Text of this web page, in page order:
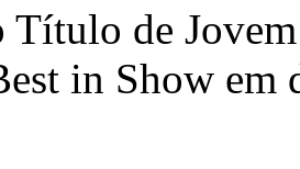
Título de
in Show em